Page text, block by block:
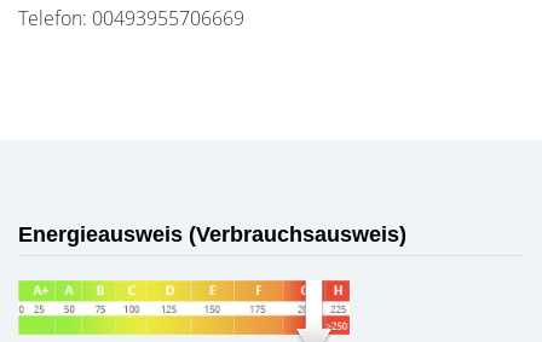
Telefon: 00493955706669
Energieausweis (Verbrauchsausweis)